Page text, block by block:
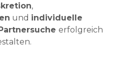
,
und individuelle
erfolgreich